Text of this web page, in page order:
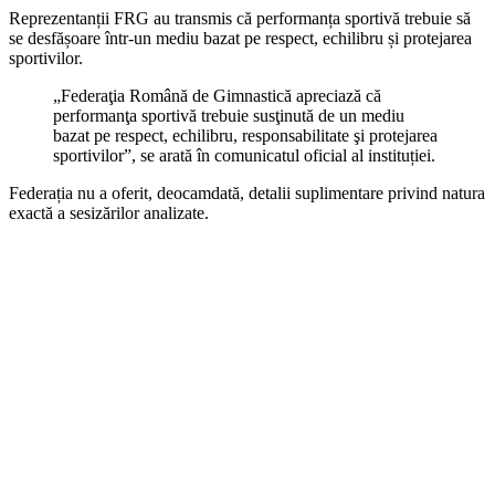
Reprezentanții FRG au transmis că performanța sportivă trebuie să
se desfășoare într-un mediu bazat pe respect, echilibru și protejarea
sportivilor.
„Federaţia Română de Gimnastică apreciază că
performanţa sportivă trebuie susţinută de un mediu
bazat pe respect, echilibru, responsabilitate şi protejarea
sportivilor”, se arată în comunicatul oficial al instituției.
Federația nu a oferit, deocamdată, detalii suplimentare privind natura
exactă a sesizărilor analizate.